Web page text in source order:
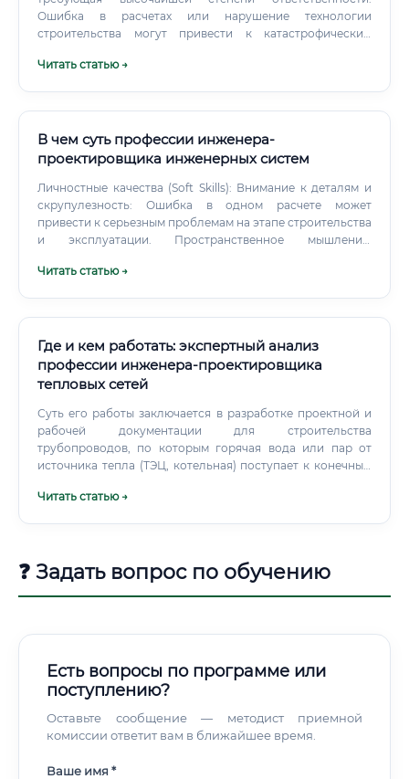
Ошибка в расчетах или нарушение технологии
строительства могут привести к катастрофическим
области — это гарант безопасности и надежности
Читать статью →
В чем суть профессии инженера-
проектировщика инженерных систем
Личностные качества (Soft Skills): Внимание к деталям и
скрупулезность: Ошибка в одном расчете может
привести к серьезным проблемам на этапе строительства
и эксплуатации. Пространственное мышление:
коммуникаций будут располагаться в трехмерном
проблемы.
Читать статью →
Где и кем работать: экспертный анализ
профессии инженера-проектировщика
тепловых сетей
Суть его работы заключается в разработке проектной и
рабочей документации для строительства
трубопроводов, по которым горячая вода или пар от
источника тепла (ТЭЦ, котельная) поступает к конечным
здания). Это сложная интеллектуальная деятельность,
Читать статью →
❓ Задать вопрос по обучению
Есть вопросы по программе или
поступлению?
Оставьте сообщение — методист приемной
комиссии ответит вам в ближайшее время.
Ваше имя *